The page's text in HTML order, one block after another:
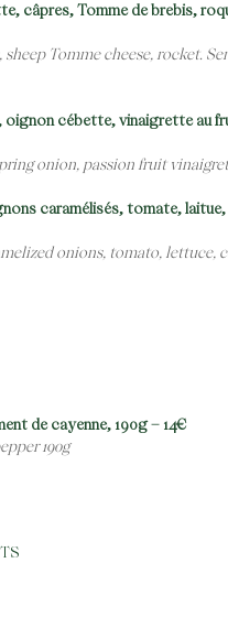
câpres, Tomme de brebis,
Tomme cheese, rocket.
oignon cébette, vinaigrette au
onion, passion fruit
caramélisés, tomate,
onions, tomato, lettuce,
de cayenne, 190g – 14€
190g